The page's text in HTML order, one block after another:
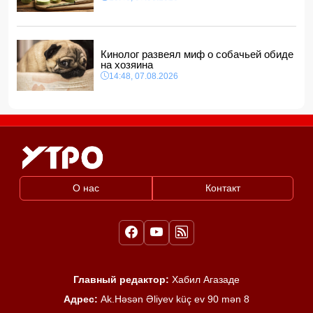
Кинолог развеял миф о собачьей обиде
на хозяина
14:48, 07.08.2026
О нас Контакт
Главный редактор: Хабил Агазаде
Адрес: Ak.Həsən Əliyev küç ev 90 mən 8